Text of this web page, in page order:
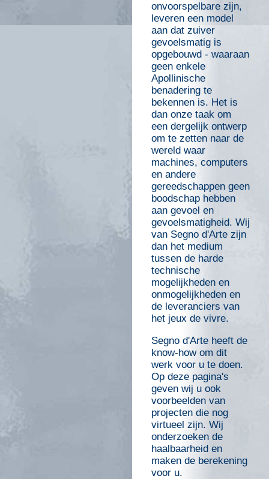
onvoorspelbare zijn,
leveren een model
aan dat zuiver
gevoelsmatig is
opgebouwd - waaraan
geen enkele
Apollinische
benadering te
bekennen is. Het is
dan onze taak om
een dergelijk ontwerp
om te zetten naar de
wereld waar
machines, computers
en andere
gereedschappen geen
boodschap hebben
aan gevoel en
gevoelsmatigheid. Wij
van Segno d'Arte zijn
dan het medium
tussen de harde
technische
mogelijkheden en
onmogelijkheden en
de leveranciers van
het jeux de vivre.
Segno d'Arte heeft de
know-how om dit
werk voor u te doen.
Op deze pagina's
geven wij u ook
voorbeelden van
projecten die nog
virtueel zijn. Wij
onderzoeken de
haalbaarheid en
maken de berekening
voor u.